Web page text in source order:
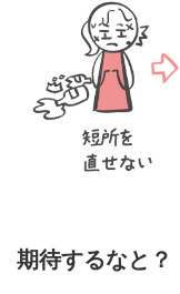
期待するなと？